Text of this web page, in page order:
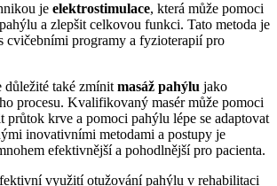
je elektrostimulace, která může pomoci
a zlepšit celkovou funkci. Tato metoda je
cvičebními programy a fyzioterapií pro
důležité také zmínit masáž pahýlu jako
procesu. Kvalifikovaný masér může pomoci
průtok krve a pomoci pahýlu lépe se adaptovat
inovativními metodami a postupy je
efektivnější a pohodlnější pro pacienta.